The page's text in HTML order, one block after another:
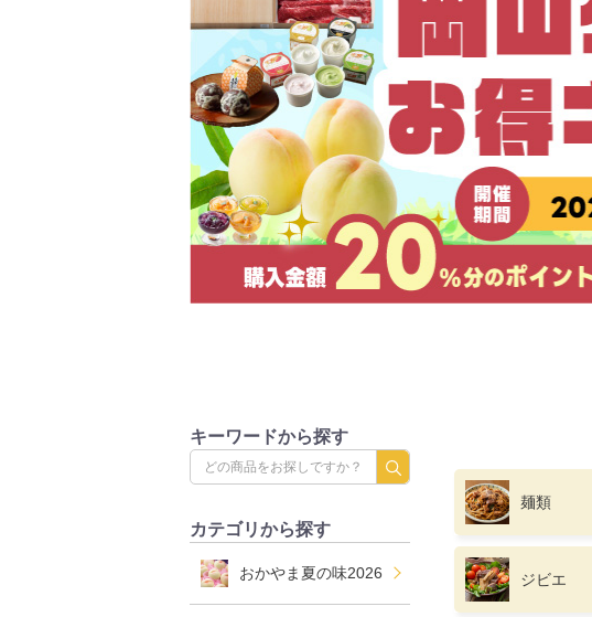
キーワードから探す
カテゴリから探す
おかやま夏の味2026
麺類
ジビエ